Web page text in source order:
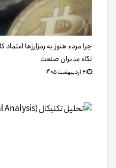
چرا مردم هنوز به رمزارزها
نگاه مدیران صنعت
۲۱ اردیبهشت ۱۴۰۵